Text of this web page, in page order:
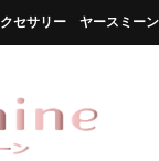
セサリー ヤースミーン